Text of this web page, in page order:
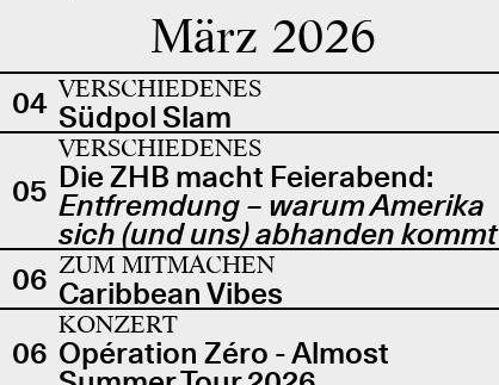
März 2026
04 VERSCHIEDENES
Südpol Slam
05
VERSCHIEDENES
Die ZHB macht Feierabend:
Entfremdung – warum Amerika
sich (und uns) abhanden kommt
06 ZUM MITMACHEN
Caribbean Vibes
06
KONZERT
Opération Zéro - Almost